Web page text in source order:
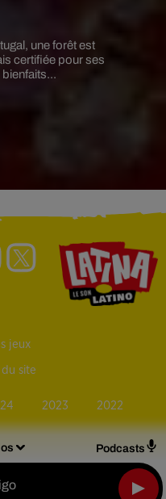
Podcasts
une forêt est
certifiée pour ses
bienfaits...
jeux
du site
2023 2022